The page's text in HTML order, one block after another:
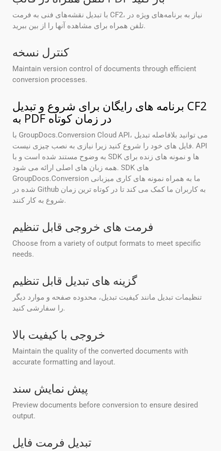
با تبدیل نقشه‌های فنی به فرمت CF2، نیاز به برنامه‌های ویژه در
تلفن همراه برای مشاهده آنها را از بین ببرید.
کنترل نسخه
Maintain version control of documents through efficient
conversion processes.
برنامه های رایگان برای شروع و تبدیل CF2
به PDF در زمان کوتاه
با GroupDocs.Conversion Cloud API، می توانید بلافاصله تبدیل
فایل های خود را شروع کنید زیرا نیازی به نصب چیزی نیست. API
به وضوح مستند شده است و با SDK ها و نمونه های زنده برای
همه زبان های اصلی ارائه می شود. SDK های
GroupDocs.Conversion ما به همراه نمونه های کاری میزبانی
شده در Github به کاربران ما کمک می کند تا در کوتاه ترین زمان
شروع به کار کنند.
فرمت های خروجی قابل تنظیم
Choose from a variety of output formats to meet specific
needs.
گزینه های تبدیل قابل تنظیم
تنظیمات تبدیل مانند کیفیت تبدیل، محدوده صفحه و موارد دیگر
را سفارشی کنید.
خروجی با کیفیت بالا
Maintain the quality of the converted documents with
accurate formatting and layout.
پیش نمایش سند
Preview documents before conversion to ensure desired
output.
تبدیل فرمت فایل